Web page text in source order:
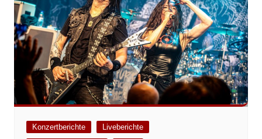
Konzertberichte
Liveberichte